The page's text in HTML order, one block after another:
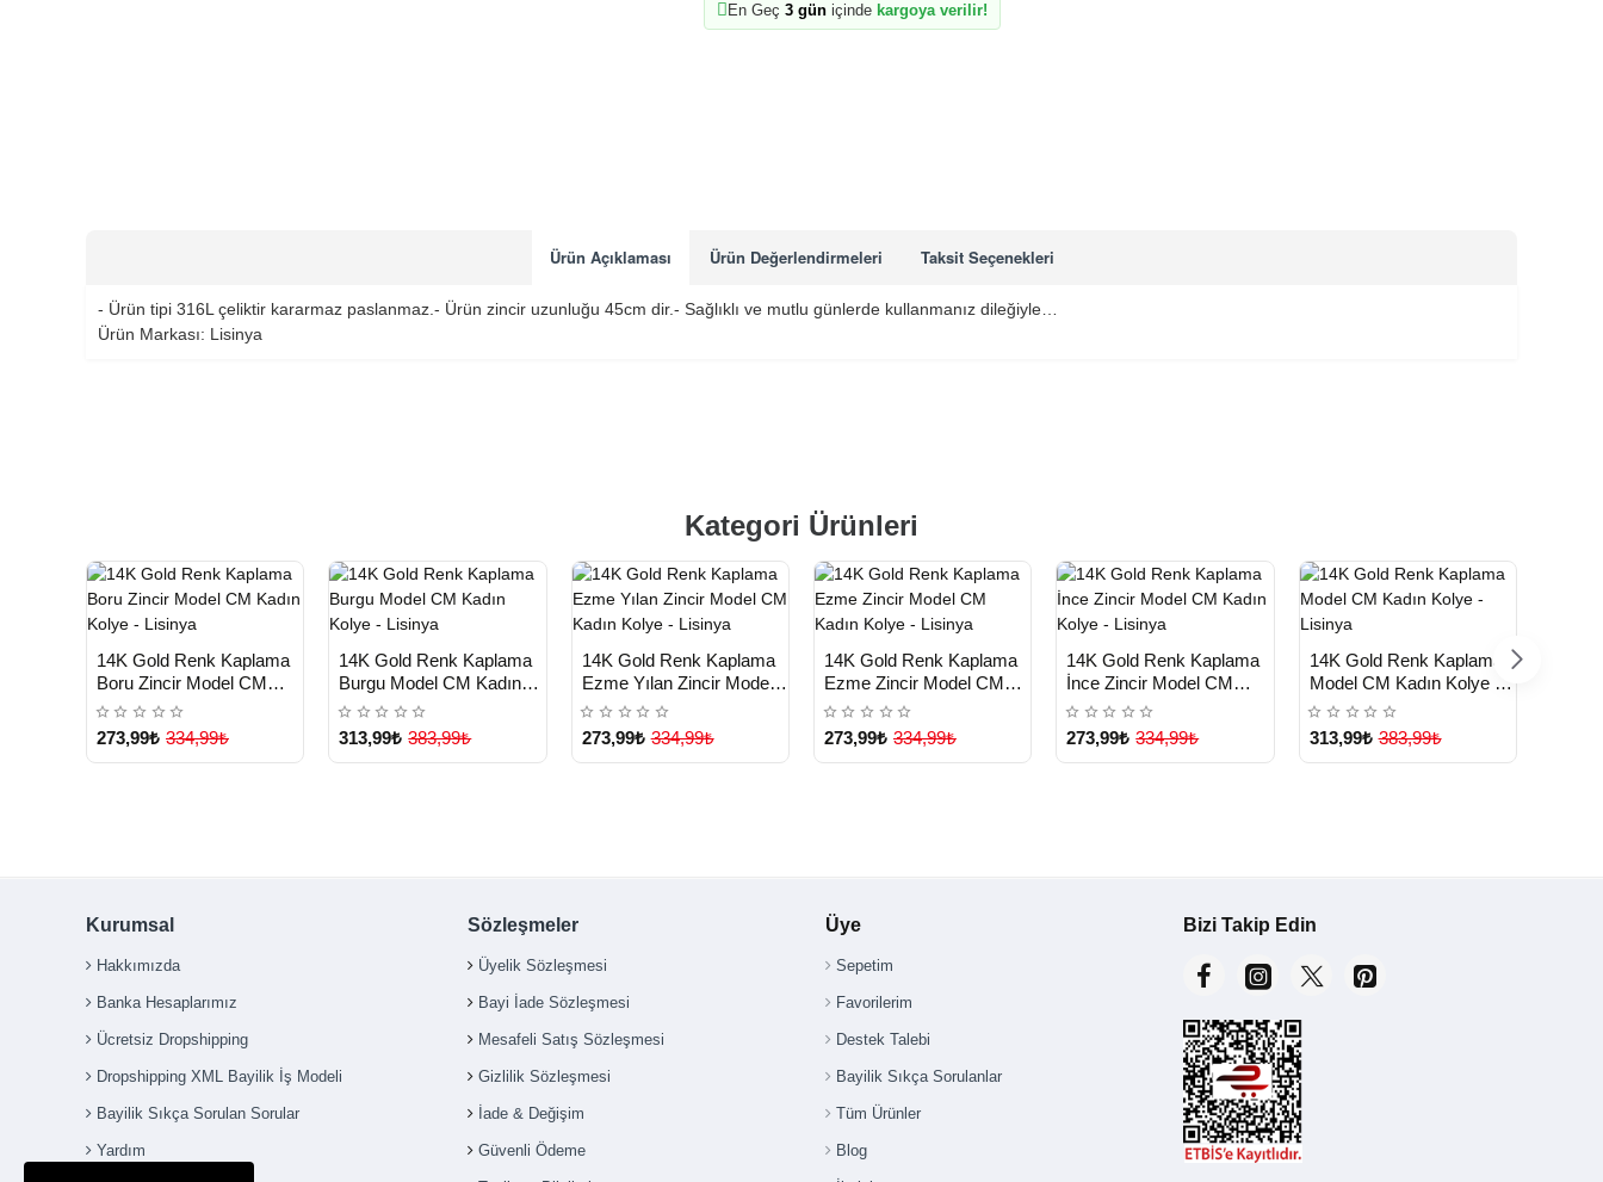
En Geç 3 gün içinde kargoya verilir!
Ürün Açıklaması Ürün Değerlendirmeleri Taksit Seçenekleri
- Ürün tipi 316L çeliktir kararmaz paslanmaz.- Ürün zincir uzunluğu 45cm dir.- Sağlıklı ve mutlu günlerde kullanmanız dileğiyle…
Ürün Markası: Lisinya
Kategori Ürünleri
TESLİMAT
Yeni Ürün
14K Gold Renk Kaplama
Boru Zincir Model CM
Kadın Kolye - Lisinya
273,99₺ 334,99₺
TESLİMAT
Yeni Ürün
14K Gold Renk Kaplama
Burgu Model CM Kadın
Kolye - Lisinya
313,99₺ 383,99₺
TESLİMAT
Yeni Ürün
14K Gold Renk Kaplama
Ezme Yılan Zincir Model
CM Kadın Kolye - Lisinya
273,99₺ 334,99₺
TESLİMAT
Yeni Ürün
14K Gold Renk Kaplama
Ezme Zincir Model CM
Kadın Kolye - Lisinya
273,99₺ 334,99₺
TESLİMAT
Yeni Ürün
14K Gold Renk Kaplama
İnce Zincir Model CM
Kadın Kolye - Lisinya
273,99₺ 334,99₺
TESLİMAT
Yeni Ürün
14K Gold Renk Kaplama
Model CM Kadın Kolye -
Lisinya
313,99₺ 383,99₺
Kurumsal
Hakkımızda
Banka Hesaplarımız
Ücretsiz Dropshipping
Dropshipping XML Bayilik İş Modeli
Bayilik Sıkça Sorulan Sorular
Yardım
Sözleşmeler
Üyelik Sözleşmesi
Bayi İade Sözleşmesi
Mesafeli Satış Sözleşmesi
Gizlilik Sözleşmesi
İade & Değişim
Güvenli Ödeme
Üye
Sepetim
Favorilerim
Destek Talebi
Bayilik Sıkça Sorulanlar
Tüm Ürünler
Blog
Bizi Takip Edin